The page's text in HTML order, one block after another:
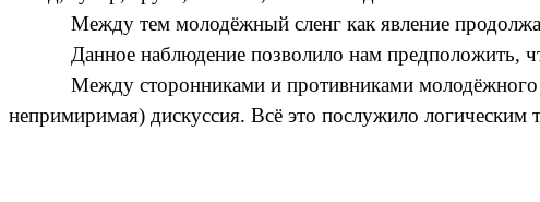
Между тем молодёжный сленг как явление
Данное наблюдение позволило нам предположить,
Между сторонниками и противниками молодёжного
непримиримая) дискуссия. Всё это послужило логическим